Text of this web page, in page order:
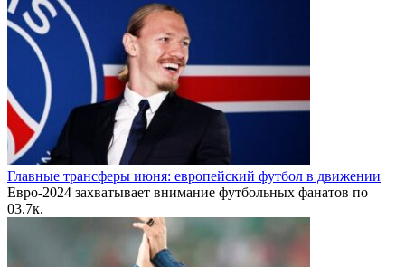
Главные трансферы июня: европейский футбол в движении
Евро-2024 захватывает внимание футбольных фанатов по
03.7к.